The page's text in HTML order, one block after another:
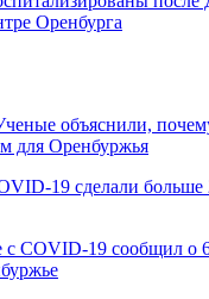
Оренбурга
объяснили,
для Оренбуржья
19 сделали больше
с СOVID-19 сообщил о